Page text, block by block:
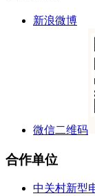
新浪微博
微信二维码
合作单位
中关村新型